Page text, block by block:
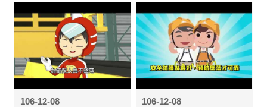
106-12-08
106-12-08